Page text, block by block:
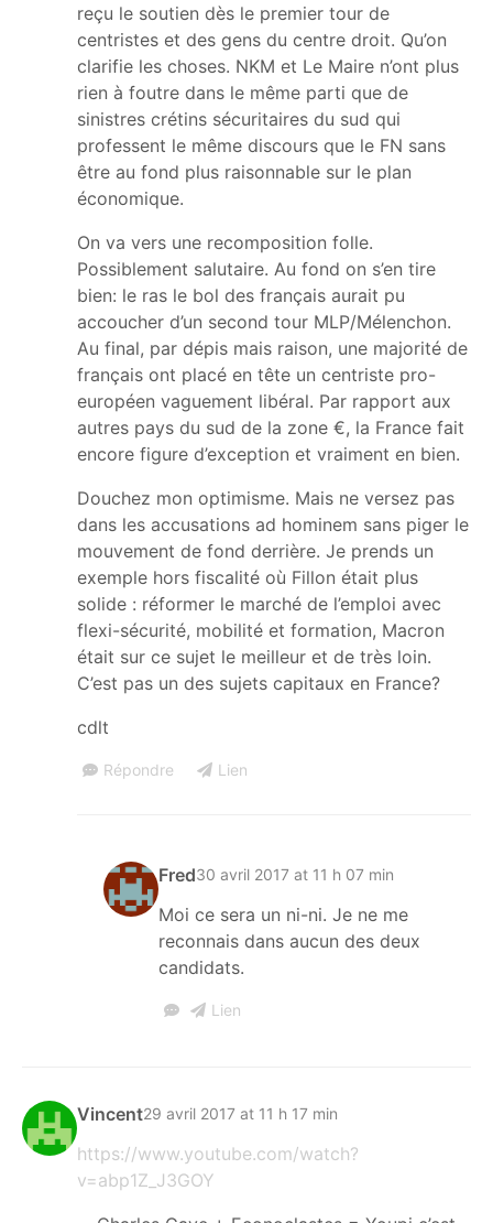
reçu le soutien dès le premier tour de
centristes et des gens du centre droit. Qu’on
clarifie les choses. NKM et Le Maire n’ont plus
rien à foutre dans le même parti que de
sinistres crétins sécuritaires du sud qui
professent le même discours que le FN sans
être au fond plus raisonnable sur le plan
économique.
On va vers une recomposition folle.
Possiblement salutaire. Au fond on s’en tire
bien: le ras le bol des français aurait pu
accoucher d’un second tour MLP/Mélenchon.
Au final, par dépis mais raison, une majorité de
français ont placé en tête un centriste pro-
européen vaguement libéral. Par rapport aux
autres pays du sud de la zone €, la France fait
encore figure d’exception et vraiment en bien.
Douchez mon optimisme. Mais ne versez pas
dans les accusations ad hominem sans piger le
mouvement de fond derrière. Je prends un
exemple hors fiscalité où Fillon était plus
solide : réformer le marché de l’emploi avec
flexi-sécurité, mobilité et formation, Macron
était sur ce sujet le meilleur et de très loin.
C’est pas un des sujets capitaux en France?
cdlt
Répondre Lien
Fred30 avril 2017 at 11 h 07 min
Moi ce sera un ni-ni. Je ne me
reconnais dans aucun des deux
candidats.
Lien
Vincent29 avril 2017 at 11 h 17 min
https://www.youtube.com/watch?
v=abp1Z_J3GOY